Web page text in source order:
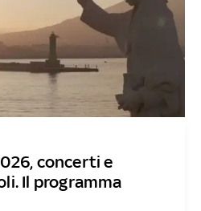
concerti e
Il programma